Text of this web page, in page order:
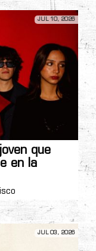
JUL 10, 2026
que
en la
JUL 03, 2026